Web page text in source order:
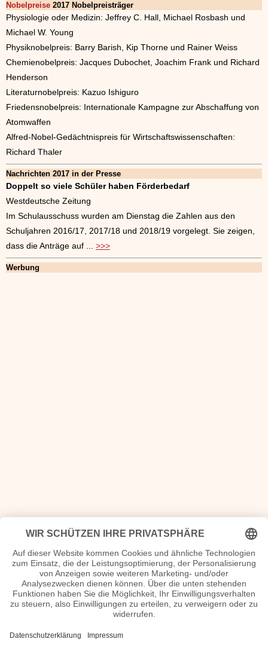
Nobelpreise 2017 Nobelpreisträger
Physiologie oder Medizin: Jeffrey C. Hall, Michael Rosbash und
Michael W. Young
Physiknobelpreis: Barry Barish, Kip Thorne und Rainer Weiss
Chemienobelpreis: Jacques Dubochet, Joachim Frank und Richard
Henderson
Literaturnobelpreis: Kazuo Ishiguro
Friedensnobelpreis: Internationale Kampagne zur Abschaffung von
Atomwaffen
Alfred-Nobel-Gedächtnispreis für Wirtschaftswissenschaften:
Richard Thaler
Nachrichten 2017 in der Presse
Doppelt so viele Schüler haben Förderbedarf
Westdeutsche Zeitung
Im Schulausschuss wurden am Dienstag die Zahlen aus den
Schuljahren 2016/17, 2017/18 und 2018/19 vorgelegt. Sie zeigen,
dass die Anträge auf ... >>>
Werbung
Bücher, CDs, DVDs und Informationen zum Jahrgang 2017
Lutherbibel revidiert 2017
Das Jahr 2017- Was uns bewegte
Die Bundestagswahl 2017 (Wahlen in Deutschland)
MICHEL-Deutschland 2017/2018
Der große Rückblick des Jahres